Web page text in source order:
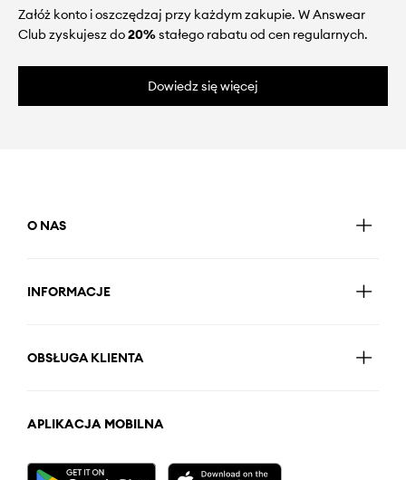
Załóż konto i oszczędzaj przy każdym zakupie. W Answear
Club zyskujesz do20%stałego rabatu od cen regularnych.
Dowiedz się więcej
O NAS
INFORMACJE
OBSŁUGA KLIENTA
APLIKACJA MOBILNA